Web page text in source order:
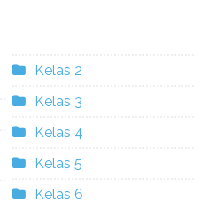
Kelas 2
Kelas 3
Kelas 4
Kelas 5
Kelas 6